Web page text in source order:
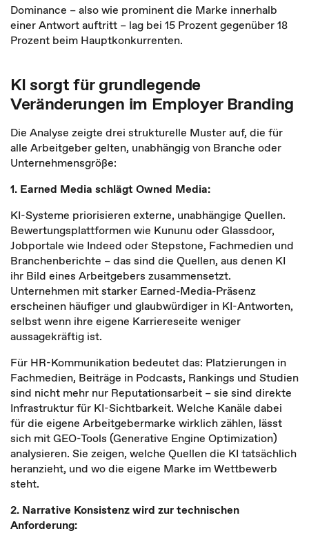
Dominance – also wie prominent die Marke innerhalb
einer Antwort auftritt – lag bei 15 Prozent gegenüber 18
Prozent beim Hauptkonkurrenten.
KI sorgt für grundlegende
Veränderungen im Employer Branding
Die Analyse zeigte drei strukturelle Muster auf, die für
alle Arbeitgeber gelten, unabhängig von Branche oder
Unternehmensgröße:
1. Earned Media schlägt Owned Media:
KI-Systeme priorisieren externe, unabhängige Quellen.
Bewertungsplattformen wie Kununu oder Glassdoor,
Jobportale wie Indeed oder Stepstone, Fachmedien und
Branchenberichte – das sind die Quellen, aus denen KI
ihr Bild eines Arbeitgebers zusammensetzt.
Unternehmen mit starker Earned-Media-Präsenz
erscheinen häufiger und glaubwürdiger in KI-Antworten,
selbst wenn ihre eigene Karriereseite weniger
aussagekräftig ist.
Für HR-Kommunikation bedeutet das: Platzierungen in
Fachmedien, Beiträge in Podcasts, Rankings und Studien
sind nicht mehr nur Reputationsarbeit – sie sind direkte
Infrastruktur für KI-Sichtbarkeit. Welche Kanäle dabei
für die eigene Arbeitgebermarke wirklich zählen, lässt
sich mit GEO-Tools (Generative Engine Optimization)
analysieren. Sie zeigen, welche Quellen die KI tatsächlich
heranzieht, und wo die eigene Marke im Wettbewerb
steht.
2. Narrative Konsistenz wird zur technischen
Anforderung: